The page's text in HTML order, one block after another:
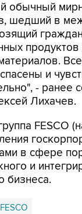
обычный
шедший в
продуктов
и
- ранее
Лихачев.
FESCO
в сфере
и
бизнеса.
FESCO